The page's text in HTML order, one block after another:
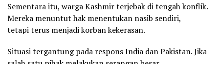
Sementara itu, warga Kashmir terjebak di tengah konflik.
Mereka menuntut hak menentukan nasib sendiri,
tetapi terus menjadi korban kekerasan.
Situasi tergantung pada respons India dan Pakistan. Jika